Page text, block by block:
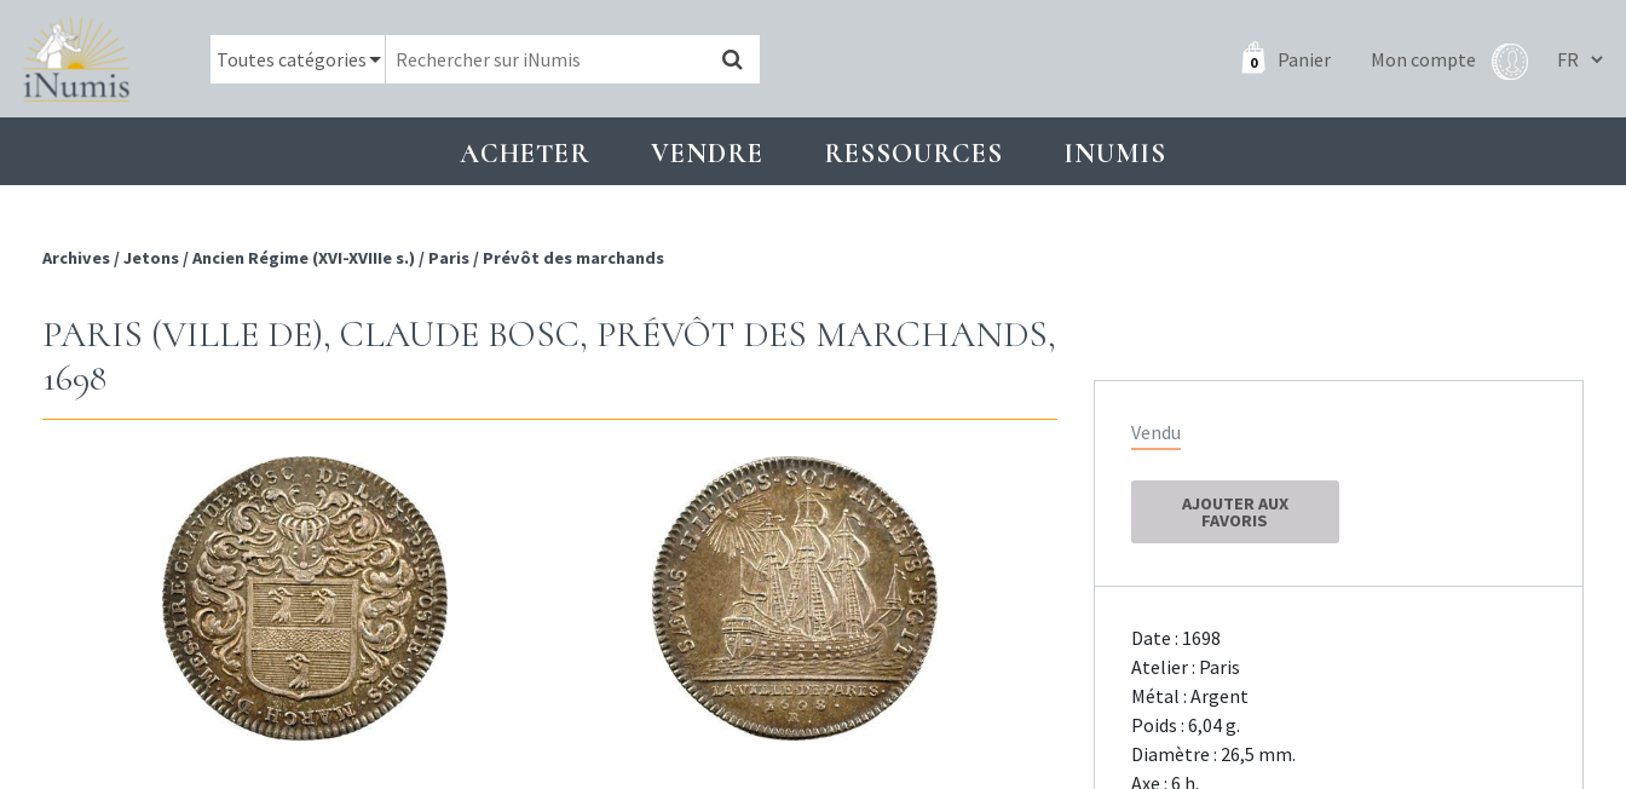
0 Panier Mon compte
ACHETER VENDRE RESSOURCES INUMIS
Archives /Jetons /Ancien Régime (XVI-XVIIIe s.) / Paris / Prévôt des marchands
PARIS (VILLE DE), CLAUDE BOSC, PRÉVÔT DES MARCHANDS,
1698
Vendu
AJOUTER AUX
FAVORIS
Date : 1698
Atelier : Paris
Métal : Argent
Poids : 6,04 g.
Diamètre : 26,5 mm.
Axe : 6 h.